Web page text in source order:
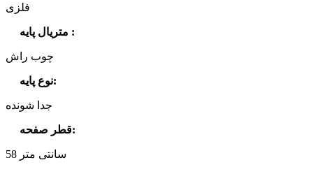
فلزی
:
چوب راش
نوع پایه:
جدا شونده
قطر صفحه:
58 سانتی متر